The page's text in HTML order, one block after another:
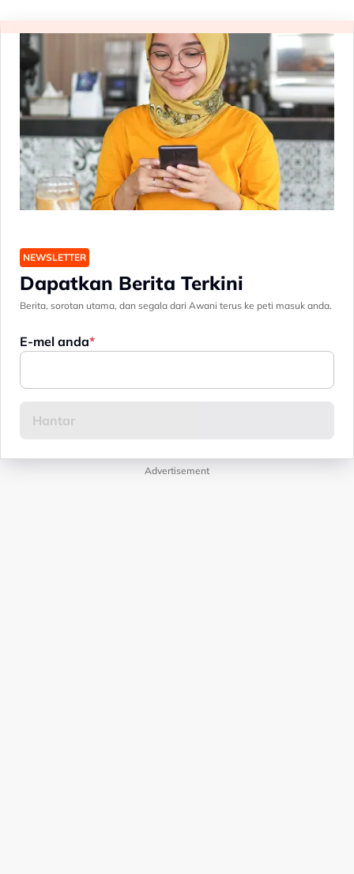
NEWSLETTER
Dapatkan Berita Terkini
Berita, sorotan utama, dan segala dari Awani terus ke peti masuk anda.
E-mel anda
Advertisement